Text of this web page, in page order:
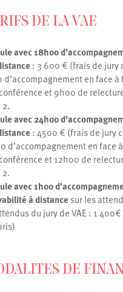
DE LA VAE
avec 18h00
: 3 600 € (frais de jury
d’accompagnement en face à
et 9h00 de
avec 24h00
: 4500 € (frais de jury
d’accompagnement en face
et 12h00 de
avec 1h00
à distancesur les
du jury de VAE : 1
DE